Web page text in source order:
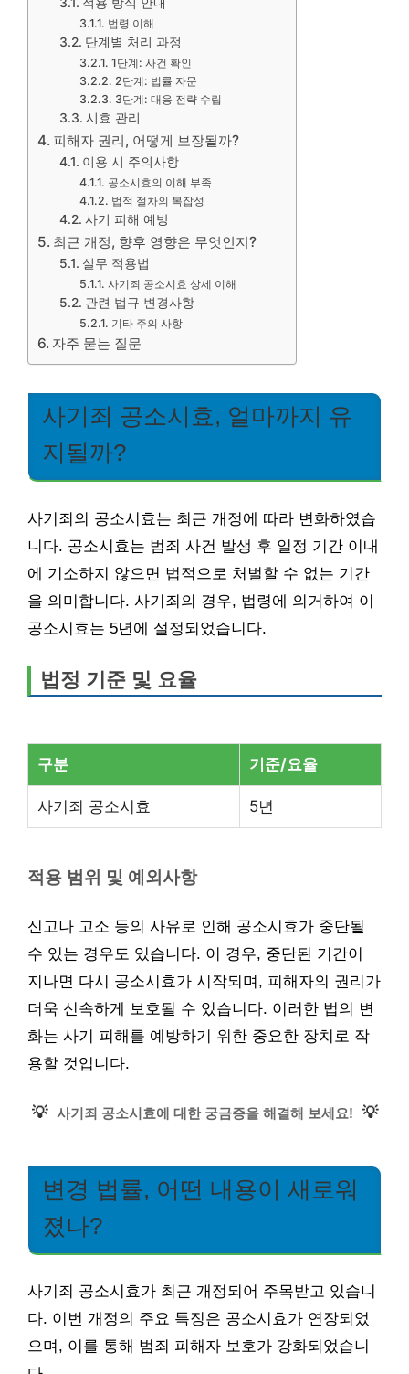
법령 이해
단계별 처리 과정
1단계: 사건 확인
2단계: 법률 자문
3단계: 대응 전략 수립
시효 관리
피해자 권리, 어떻게 보장될까?
이용 시 주의사항
공소시효의 이해 부족
법적 절차의 복잡성
사기 피해 예방
최근 개정, 향후 영향은 무엇인지?
실무 적용법
사기죄 공소시효 상세 이해
관련 법규 변경사항
기타 주의 사항
자주 묻는 질문
사기죄 공소시효, 얼마까지 유
지될까?
사기죄의 공소시효는 최근 개정에 따라 변화하였습
니다. 공소시효는 범죄 사건 발생 후 일정 기간 이내
에 기소하지 않으면 법적으로 처벌할 수 없는 기간
을 의미합니다. 사기죄의 경우, 법령에 의거하여 이
공소시효는 5년에 설정되었습니다.
법정 기준 및 요율
구분 기준/요율
사기죄 공소시효 5년
적용 범위 및 예외사항
신고나 고소 등의 사유로 인해 공소시효가 중단될
수 있는 경우도 있습니다. 이 경우, 중단된 기간이
지나면 다시 공소시효가 시작되며, 피해자의 권리가
더욱 신속하게 보호될 수 있습니다. 이러한 법의 변
화는 사기 피해를 예방하기 위한 중요한 장치로 작
용할 것입니다.
💡 사기죄 공소시효에 대한 궁금증을 해결해 보세요! 💡
변경 법률, 어떤 내용이 새로워
졌나?
사기죄 공소시효가 최근 개정되어 주목받고 있습니
다. 이번 개정의 주요 특징은 공소시효가 연장되었
으며, 이를 통해 범죄 피해자 보호가 강화되었습니